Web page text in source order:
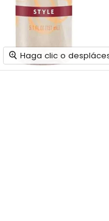
Haga clic o